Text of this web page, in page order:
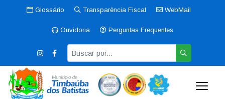
Glossário Transparência Fiscal WebMail
Ouvidoria Perguntas Frequentes